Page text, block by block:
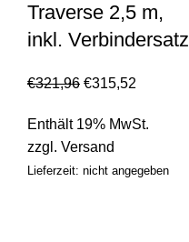
Traverse 2,5 m,
inkl. Verbindersatz
€321,96 €315,52
Enthält 19% MwSt.
zzgl. Versand
Lieferzeit: nicht angegeben